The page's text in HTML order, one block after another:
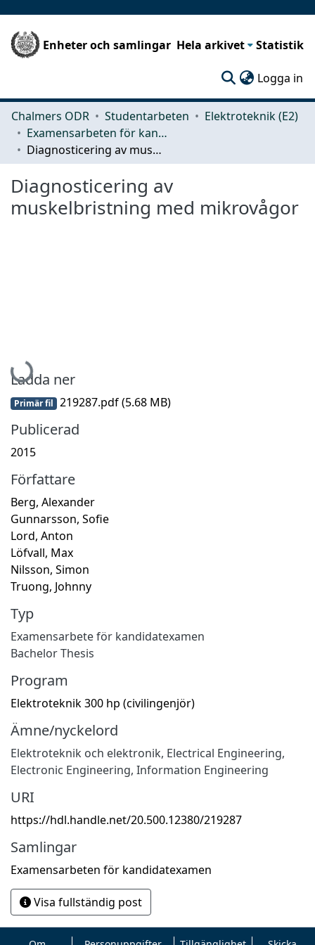
Enheter och samlingar Hela arkivet Statistik
Logga in
Chalmers ODR Studentarbeten
Elektroteknik (E2)
Examensarbeten för kandidatexamen
Diagnosticering av muskelbristning med mikrovågor
Diagnosticering av
muskelbristning med mikrovågor
Hämtar...
Ladda ner
Primär fil 219287.pdf(5.68 MB)
Publicerad
2015
Författare
Berg, Alexander
Gunnarsson, Sofie
Lord, Anton
Löfvall, Max
Nilsson, Simon
Truong, Johnny
Typ
Examensarbete för kandidatexamen
Bachelor Thesis
Program
Elektroteknik 300 hp (civilingenjör)
Ämne/nyckelord
Elektroteknik och elektronik, Electrical Engineering,
Electronic Engineering, Information Engineering
URI
https://hdl.handle.net/20.500.12380/219287
Samlingar
Examensarbeten för kandidatexamen
Visa fullständig post